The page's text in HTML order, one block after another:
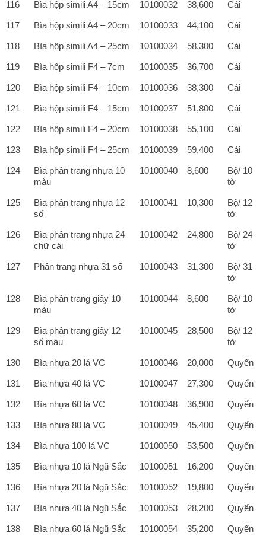
116 Bìa hộp simili A4 – 15cm 10100032 38,600 Cái
117 Bìa hộp simili A4 – 20cm 10100033 44,100 Cái
118 Bìa hộp simili A4 – 25cm 10100034 58,300 Cái
119 Bìa hộp simili F4 – 7cm 10100035 36,700 Cái
120 Bìa hộp simili F4 – 10cm 10100036 38,300 Cái
121 Bìa hộp simili F4 – 15cm 10100037 51,800 Cái
122 Bìa hộp simili F4 – 20cm 10100038 55,100 Cái
123 Bìa hộp simili F4 – 25cm 10100039 59,400 Cái
124
Bìa phân trang nhựa 10
màu
10100040 8,600
Bộ/ 10
tờ
125
Bìa phân trang nhựa 12
số
10100041 10,300
Bộ/ 12
tờ
126
Bìa phân trang nhựa 24
chữ cái
10100042 24,800
Bộ/ 24
tờ
127 Phân trang nhựa 31 số 10100043 31,300
Bộ/ 31
tờ
128
Bìa phân trang giấy 10
màu
10100044 8,600
Bộ/ 10
tờ
129
Bìa phân trang giấy 12
số màu
10100045 28,500
Bộ/ 12
tờ
130 Bìa nhựa 20 lá VC 10100046 20,000 Quyển
131 Bìa nhựa 40 lá VC 10100047 27,300 Quyển
132 Bìa nhựa 60 lá VC 10100048 36,900 Quyển
133 Bìa nhựa 80 lá VC 10100049 45,400 Quyển
134 Bìa nhựa 100 lá VC 10100050 53,500 Quyển
135 Bìa nhựa 10 lá Ngũ Sắc 10100051 16,200 Quyển
136 Bìa nhựa 20 lá Ngũ Sắc 10100052 19,800 Quyển
137 Bìa nhựa 40 lá Ngũ Sắc 10100053 28,200 Quyển
138 Bìa nhựa 60 lá Ngũ Sắc 10100054 35,200 Quyển